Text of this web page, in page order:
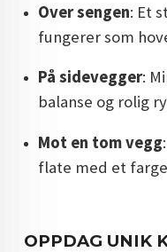
Over sengen: Et
fungerer som
På sidevegger:
balanse og rolig
Mot en tom vegg
flate med et
OPPDAG UNIK